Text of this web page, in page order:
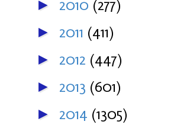
► 2010 (277)
► 2011 (411)
► 2012 (447)
► 2013 (601)
► 2014 (1305)